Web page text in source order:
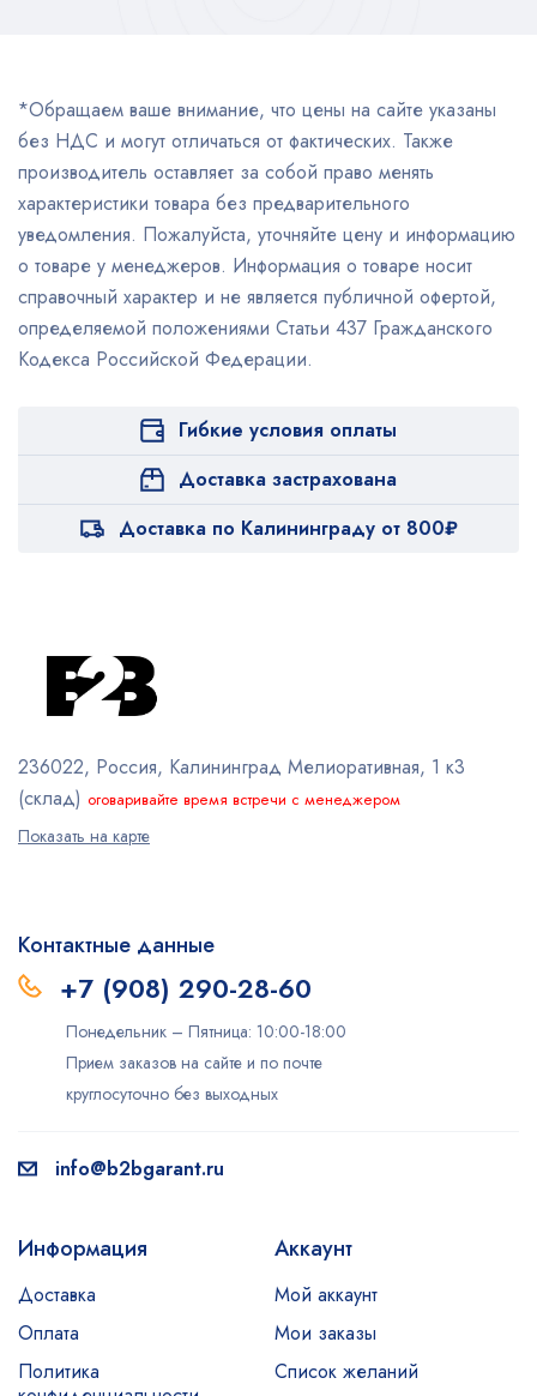
*Обращаем ваше внимание, что цены на сайте указаны
без НДС и могут отличаться от фактических. Также
производитель оставляет за собой право менять
характеристики товара без предварительного
уведомления. Пожалуйста, уточняйте цену и информацию
о товаре у менеджеров. Информация о товаре носит
справочный характер и не является публичной офертой,
определяемой положениями Статьи 437 Гражданского
Кодекса Российской Федерации.
Гибкие условия оплаты
Доставка застрахована
Доставка по Калининграду от 800₽
236022, Россия, Калининград Мелиоративная, 1 к3
(склад) оговаривайте время встречи с менеджером
Показать на карте
Контактные данные
+7 (908) 290-28-60
Понедельник – Пятница: 10:00-18:00
Прием заказов на сайте и по почте
круглосуточно без выходных
info@b2bgarant.ru
Информация
Доставка
Оплата
Политика
Аккаунт
Мой аккаунт
Мои заказы
Список желаний